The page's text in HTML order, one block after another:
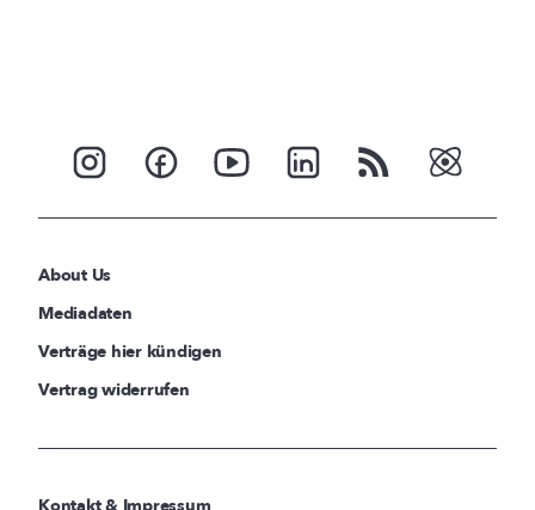
About Us
Mediadaten
Verträge hier kündigen
Vertrag widerrufen